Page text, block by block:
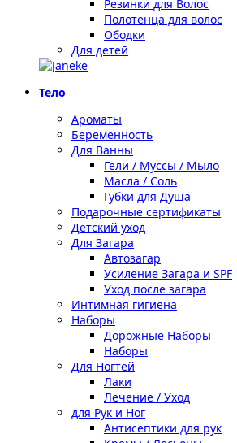
Резинки для Волос
Полотенца для волос
Ободки
Для детей
Тело
Ароматы
Беременность
Для Ванны
Гели / Муссы / Мыло
Масла / Соль
Губки для Душа
Подарочные сертификаты
Детский уход
Для Загара
Автозагар
Усиление Загара и SPF
Уход после загара
Интимная гигиена
Наборы
Дорожные Наборы
Наборы
Для Ногтей
Лаки
Лечение / Уход
для Рук и Ног
Антисептики для рук